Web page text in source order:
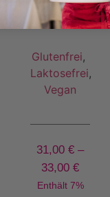
Torte
Glutenfrei,
Laktosefrei,
Vegan
31,00€ –
33,00€
Enthält 7%